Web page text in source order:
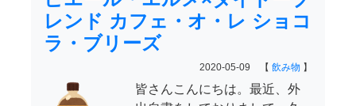
レンド カフェ・オ・レ ショコ
ラ・ブリーズ
2020-05-09 【 飲み物 】
皆さんこんにちは。最近、外